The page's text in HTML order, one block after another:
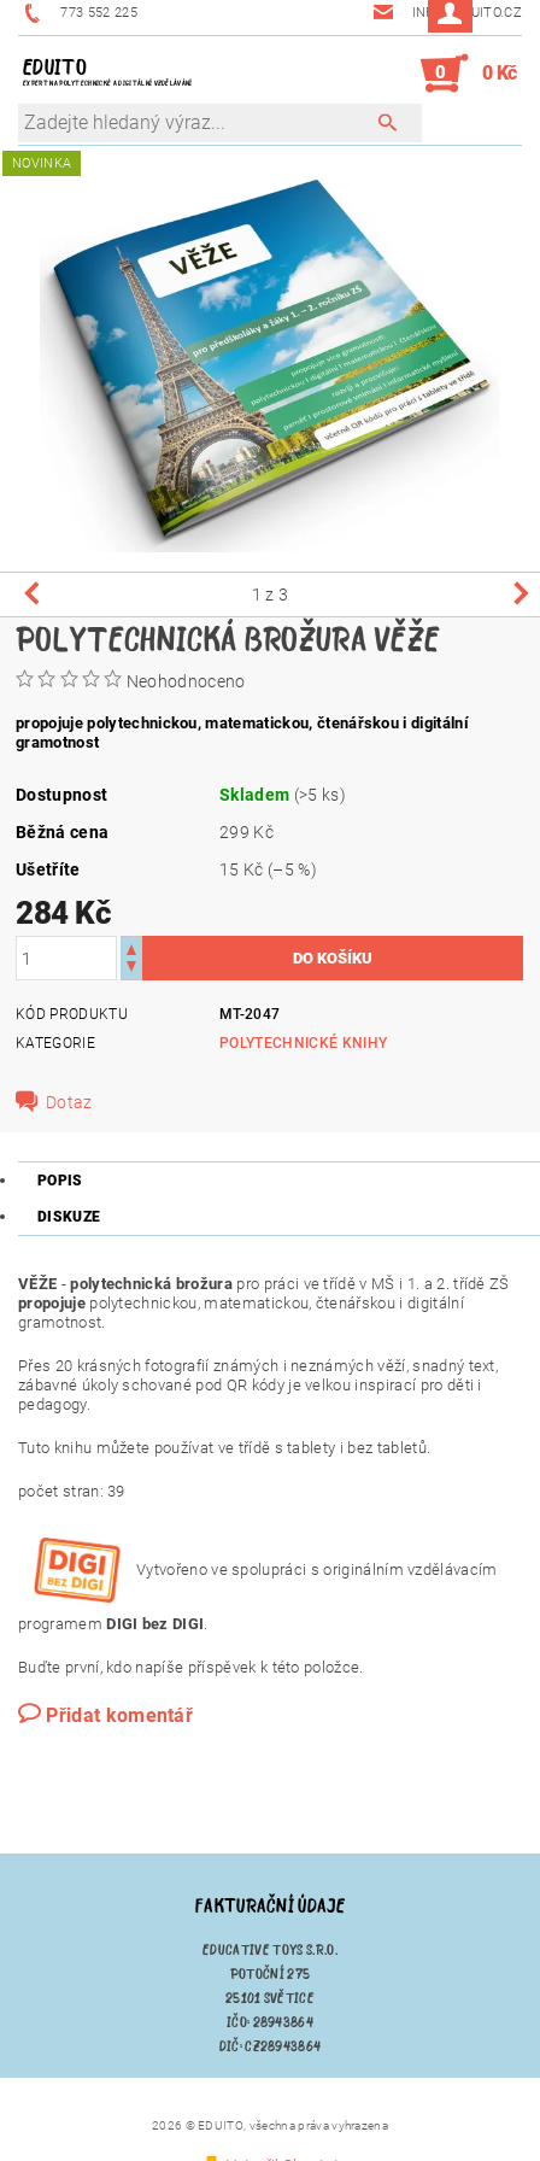
773 552 225 INFO@EDUITO.CZ
EDUITO
EXPERT NA POLYTECHNICKÉ A DIGITÁLNÍ VZDĚLÁVÁNÍ
0 0 Kč
NOVINKA
1 z 3
POLYTECHNICKÁ BROŽURA VĚŽE
Neohodnoceno
propojuje polytechnickou, matematickou, čtenářskou i digitální
gramotnost
Dostupnost Skladem (>5 ks)
Běžná cena
299 Kč
Ušetříte
15 Kč (–5 %)
284 Kč
KÓD PRODUKTU
MT-2047
KATEGORIE
POLYTECHNICKÉ KNIHY
Dotaz
POPIS
DISKUZE
VĚŽE -polytechnická brožurapro práci ve třídě v MŠ i 1. a 2. třídě ZŠ
propojujepolytechnickou, matematickou, čtenářskou i digitální
gramotnost.
Přes 20 krásných fotografií známých i neznámých věží, snadný text,
zábavné úkoly schované pod QR kódy je velkou inspirací pro děti i
pedagogy.
Tuto knihu můžete používat ve třídě s tablety i bez tabletů.
počet stran: 39
Vytvořeno ve spolupráci s originálním vzdělávacím
programemDIGI bez DIGI.
Buďte první, kdo napíše příspěvek k této položce.
Přidat komentář
FAKTURAČNÍ ÚDAJE
EDUCATIVE TOYS S.R.O.
POTOČNÍ 275
25101 SVĚTICE
IČO: 28943864
DIČ: CZ28943864
2026 © EDUITO, všechna práva vyhrazena